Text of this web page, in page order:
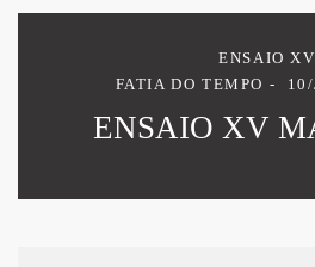
ENSAIO XV
FATIA DO TEMPO
ENSAIO XV